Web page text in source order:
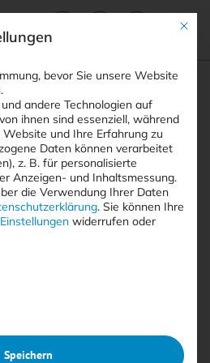
Suchen
UND …
2025: Risiken
:
Mit
bevor Sie unsere Website
andere Technologien auf
ihnen sind essenziell, während
und Ihre Erfahrung zu
Daten können verarbeitet
z. B. für personalisierte
Anzeigen- und Inhaltsmessung.
die Verwendung Ihrer Daten
. Sie können Ihre
Einstellungen widerrufen oder
Service-Gruppen, für die eine
Speichern